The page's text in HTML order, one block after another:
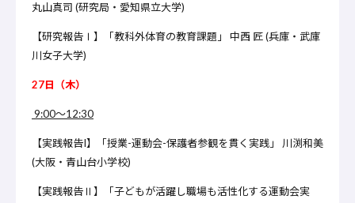
丸山真司 (研究局・愛知県立大学)
【研究報告Ⅰ】「教科外体育の教育課題」 中西 匠 (兵庫・武庫
川女子大学)
27日（木）
9:00～12:30
【実践報告I】「授業-運動会-保護者参観を貫く実践」 川渕和美
(大阪・青山台小学校)
【実践報告Ⅱ】「子どもが活躍し職場も活性化する運動会実